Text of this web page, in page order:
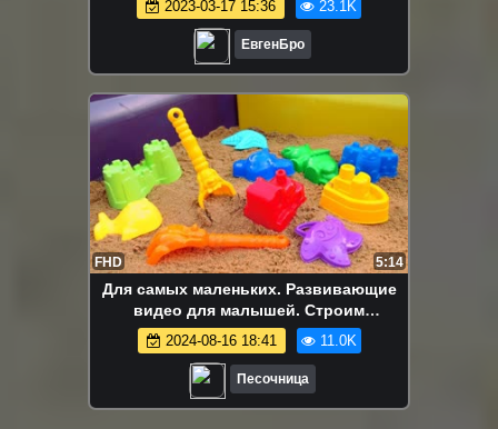
2023-03-17 15:36 23.1K
ЕвгенБро
FHD 5:14
Для самых маленьких. Развивающие
видео для малышей. Строим
песочницу и учим цвета
2024-08-16 18:41 11.0K
Песочница